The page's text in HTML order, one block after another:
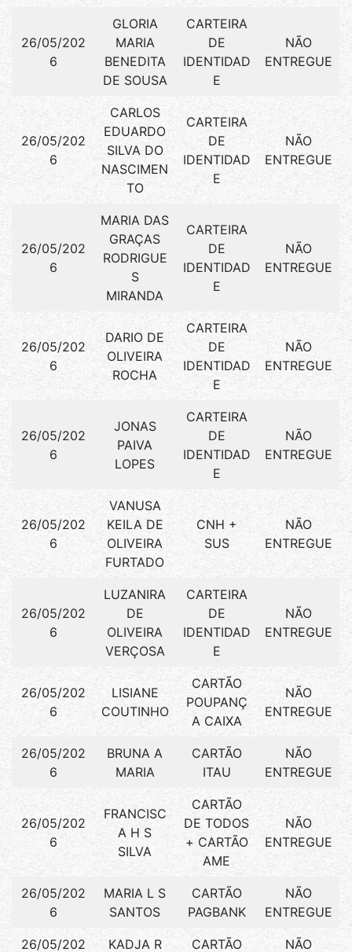
26/05/202
6
GLORIA
MARIA
BENEDITA
DE SOUSA
CARTEIRA
DE
IDENTIDAD
E
NÃO
ENTREGUE
26/05/202
6
CARLOS
EDUARDO
SILVA DO
NASCIMEN
TO
CARTEIRA
DE
IDENTIDAD
E
NÃO
ENTREGUE
26/05/202
6
MARIA DAS
GRAÇAS
RODRIGUE
S
MIRANDA
CARTEIRA
DE
IDENTIDAD
E
NÃO
ENTREGUE
26/05/202
6
DARIO DE
OLIVEIRA
ROCHA
CARTEIRA
DE
IDENTIDAD
E
NÃO
ENTREGUE
26/05/202
6
JONAS
PAIVA
LOPES
CARTEIRA
DE
IDENTIDAD
E
NÃO
ENTREGUE
26/05/202
6
VANUSA
KEILA DE
OLIVEIRA
FURTADO
CNH +
SUS
NÃO
ENTREGUE
26/05/202
6
LUZANIRA
DE
OLIVEIRA
VERÇOSA
CARTEIRA
DE
IDENTIDAD
E
NÃO
ENTREGUE
26/05/202
6
LISIANE
COUTINHO
CARTÃO
POUPANÇ
A CAIXA
NÃO
ENTREGUE
26/05/202
6
BRUNA A
MARIA
CARTÃO
ITAU
NÃO
ENTREGUE
26/05/202
6
FRANCISC
A H S
SILVA
CARTÃO
DE TODOS
+ CARTÃO
AME
NÃO
ENTREGUE
26/05/202
6
MARIA L S
SANTOS
CARTÃO
PAGBANK
NÃO
ENTREGUE
26/05/202 KADJA R CARTÃO NÃO